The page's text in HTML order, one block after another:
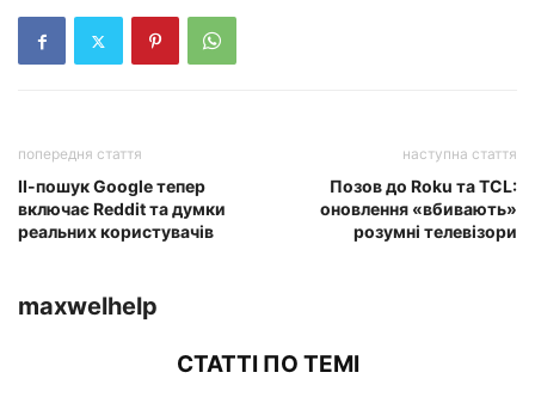
попередня стаття
ІІ-пошук Google тепер
включає Reddit та думки
реальних користувачів
наступна стаття
Позов до Roku та TCL:
оновлення «вбивають»
розумні телевізори
maxwelhelp
СТАТТІ ПО ТЕМІ